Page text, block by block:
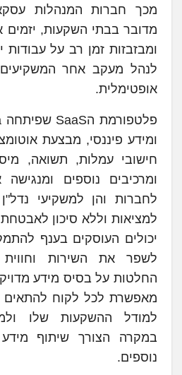
מכך חברות המנהלות
מדובר בבתי השקעות, יזמים
ומבזבזות זמן רב על עבודות
לנהל מעקב אחר
אופטימלית.
ומידע פיננסי, מבצעת
חישובי עמלות, תשואה,
ומרכיבים נוספים
לחברות והן למשקיעי
יכולים העוסקים בענף
לשפר את השירות וחווית
החלטות על בסיס מידע
מאפשרת לכל לקוח להתאים
למודל ההשקעות שלו
במקרה הצורך שיתוף
נוספים.